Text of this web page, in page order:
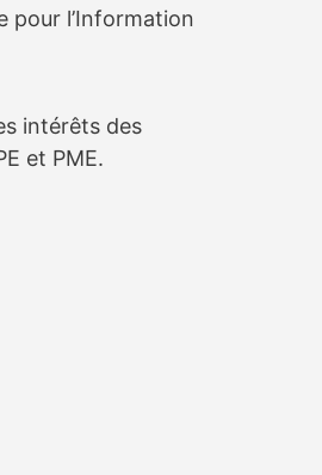
pour l’Information
intérêts des
et PME.